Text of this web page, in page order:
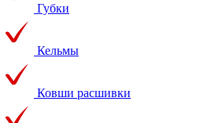
Губки
Кельмы
Ковши расшивки